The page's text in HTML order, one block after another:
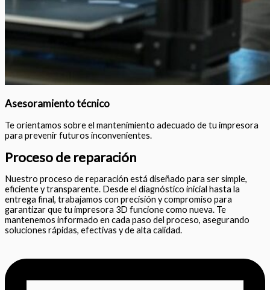
Asesoramiento técnico
Te orientamos sobre el mantenimiento adecuado de tu impresora
para prevenir futuros inconvenientes.
Proceso de reparación
Nuestro proceso de reparación está diseñado para ser simple,
eficiente y transparente. Desde el diagnóstico inicial hasta la
entrega final, trabajamos con precisión y compromiso para
garantizar que tu impresora 3D funcione como nueva. Te
mantenemos informado en cada paso del proceso, asegurando
soluciones rápidas, efectivas y de alta calidad.